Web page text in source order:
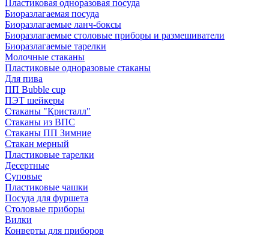
Пластиковая одноразовая посуда
Биоразлагаемая посуда
Биоразлагаемые ланч-боксы
Биоразлагаемые столовые приборы и размешиватели
Биоразлагаемые тарелки
Молочные стаканы
Пластиковые одноразовые стаканы
Для пива
ПП Bubble cup
ПЭТ шейкеры
Стаканы "Кристалл"
Стаканы из ВПС
Стаканы ПП Зимние
Стакан мерный
Пластиковые тарелки
Десертные
Суповые
Пластиковые чашки
Посуда для фуршета
Столовые приборы
Вилки
Конверты для приборов